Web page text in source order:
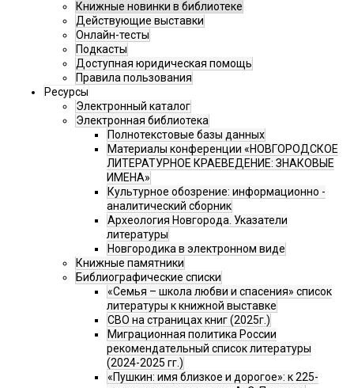
Книжные новинки в библиотеке
Действующие выставки
Онлайн-тесты
Подкасты
Доступная юридическая помощь
Правила пользования
Ресурсы
Электронный каталог
Электронная библиотека
Полнотекстовые базы данных
Материалы конференции «НОВГОРОДСКОЕ
ЛИТЕРАТУРНОЕ КРАЕВЕДЕНИЕ: ЗНАКОВЫЕ
ИМЕНА»
Культурное обозрение: информационно -
аналитический сборник
Археология Новгорода. Указатели
литературы
Новгородика в электронном виде
Книжные памятники
Библиографические списки
«Семья – школа любви и спасения» список
литературы к книжной выставке
СВО на страницах книг (2025г.)
Миграционная политика России
рекомендательный список литературы
(2024-2025 гг.)
«Пушкин: имя близкое и дорогое»: к 225-